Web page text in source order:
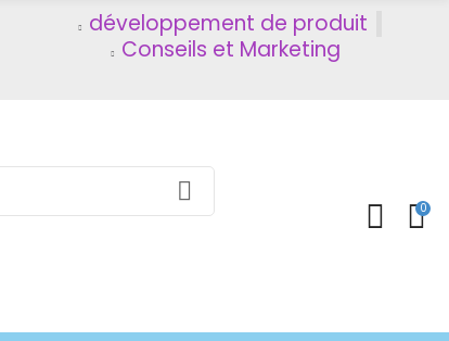
développement de produit
Conseils et Marketing
0